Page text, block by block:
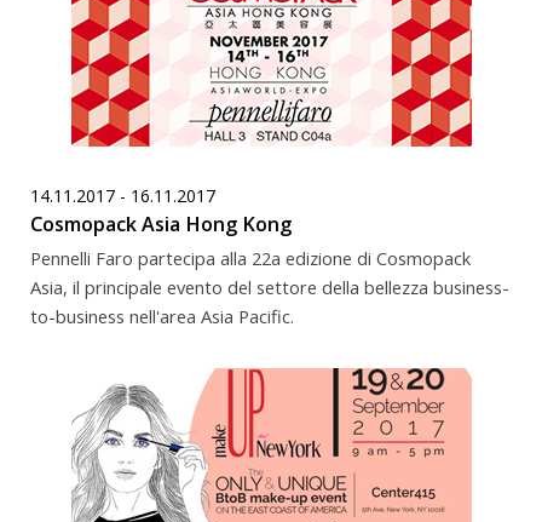
14.11.2017 - 16.11.2017
Cosmopack Asia Hong Kong
Pennelli Faro partecipa alla 22a edizione di Cosmopack
Asia, il principale evento del settore della bellezza business-
to-business nell'area Asia Pacific.